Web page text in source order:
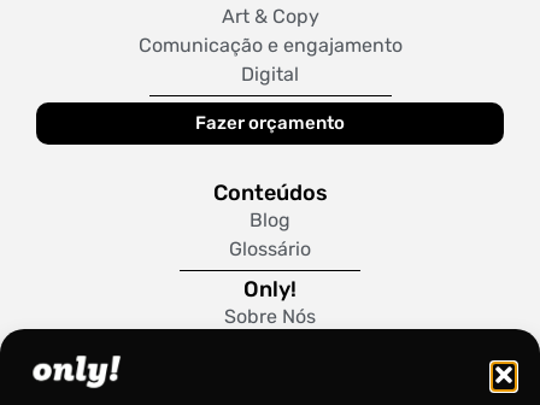
Art & Copy
Comunicação e engajamento
Digital
Fazer orçamento
Conteúdos
Blog
Glossário
Only!
Sobre Nós